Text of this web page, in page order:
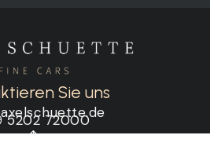
Sie uns
5202 72000